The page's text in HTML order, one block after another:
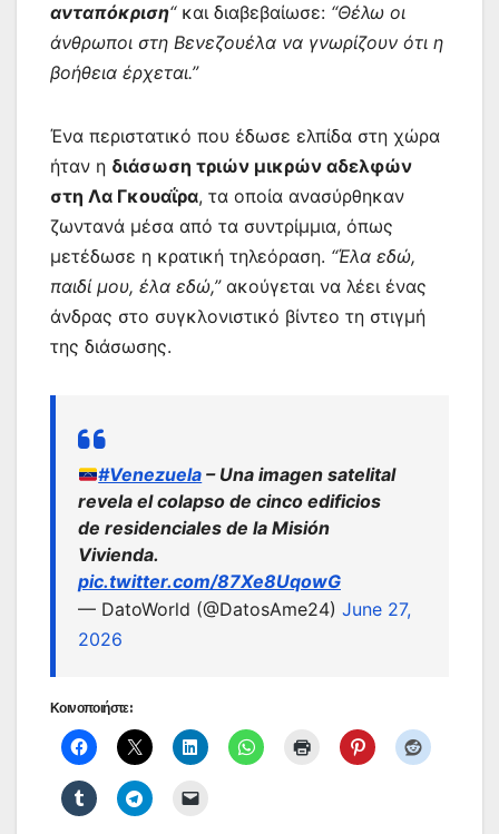
ανταπόκριση“και διαβεβαίωσε: “Θέλω οι
άνθρωποι στη Βενεζουέλα να γνωρίζουν ότι η
βοήθεια έρχεται.”
Ένα περιστατικό που έδωσε ελπίδα στη χώρα
ήταν η διάσωση τριών μικρών αδελφών
στη Λα Γκουαΐρα, τα οποία ανασύρθηκαν
ζωντανά μέσα από τα συντρίμμια, όπως
μετέδωσε η κρατική τηλεόραση. “Έλα εδώ,
παιδί μου, έλα εδώ,”ακούγεται να λέει ένας
άνδρας στο συγκλονιστικό βίντεο τη στιγμή
της διάσωσης.
#Venezuela – Una imagen satelital
revela el colapso de cinco edificios
de residenciales de la Misión
Vivienda.
pic.twitter.com/87Xe8UqowG
— DatoWorld (@DatosAme24) June 27,
2026
Κοινοποιήστε: